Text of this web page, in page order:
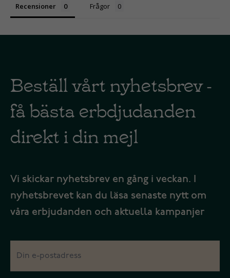
Recensioner Frågor
Beställ vårt nyhetsbrev -
få bästa erbdjudanden
direkt i din mejl
Vi skickar nyhetsbrev en gång i veckan. I
nyhetsbrevet kan du läsa senaste nytt om
våra erbjudanden och aktuella kampanjer